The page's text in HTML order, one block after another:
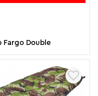
Double